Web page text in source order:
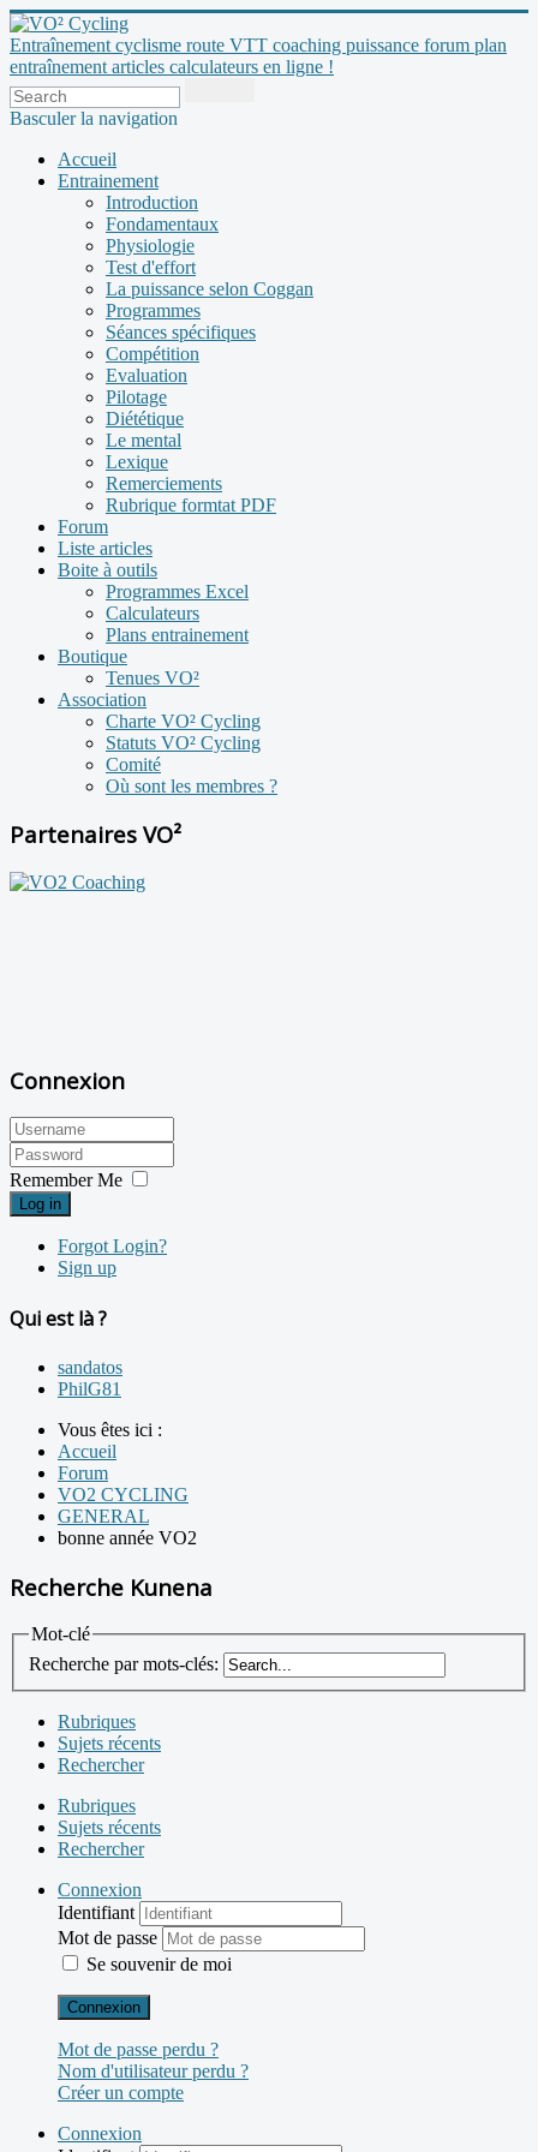
Entraînement cyclisme route VTT coaching puissance forum plan
entraînement articles calculateurs en ligne !
Basculer la navigation
Accueil
Entrainement
Introduction
Fondamentaux
Physiologie
Test d'effort
La puissance selon Coggan
Programmes
Séances spécifiques
Compétition
Evaluation
Pilotage
Diététique
Le mental
Lexique
Remerciements
Rubrique formtat PDF
Forum
Liste articles
Boite à outils
Programmes Excel
Calculateurs
Plans entrainement
Boutique
Tenues VO²
Association
Charte VO² Cycling
Statuts VO² Cycling
Comité
Où sont les membres ?
Partenaires VO²
Connexion
Remember Me
Log in
Forgot Login?
Sign up
Qui est là ?
sandatos
PhilG81
Vous êtes ici :
Accueil
Forum
VO2 CYCLING
GENERAL
bonne année VO2
Recherche Kunena
Mot-clé
Recherche par mots-clés:
Rubriques
Sujets récents
Rechercher
Rubriques
Sujets récents
Rechercher
Connexion
Identifiant
Mot de passe
Se souvenir de moi
Connexion
Mot de passe perdu ?
Nom d'utilisateur perdu ?
Créer un compte
Connexion